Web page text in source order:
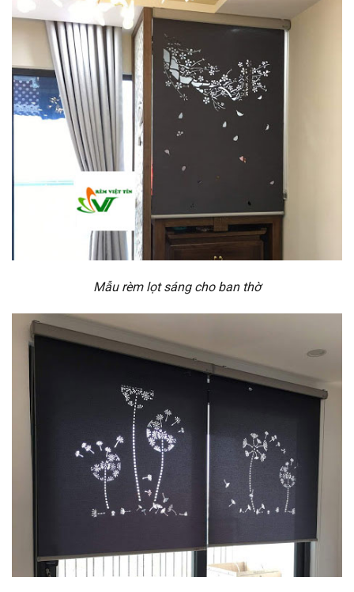
Mẫu rèm lọt sáng cho ban thờ